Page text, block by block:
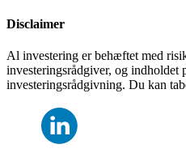
Disclaimer
Al investering er behæftet med
investeringsrådgiver, og indholdet
investeringsrådgivning. Du kan